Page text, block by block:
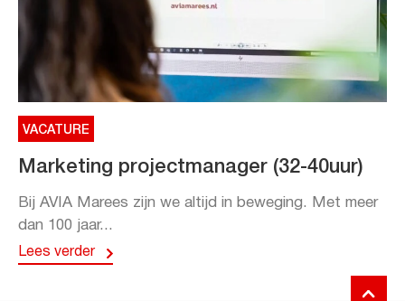
VACATURE
Marketing projectmanager (32-40uur)
Bij AVIA Marees zijn we altijd in beweging. Met meer
dan 100 jaar...
Lees verder